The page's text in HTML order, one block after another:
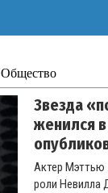
Общество
Звезда
женился
Актер Мэттью
роли Невилла